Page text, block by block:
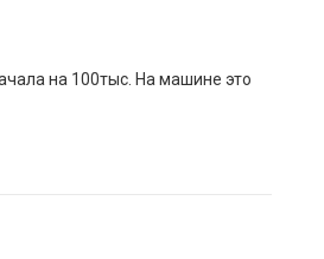
на 100тыс. На машине это